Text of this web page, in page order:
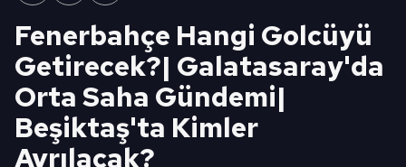
Fenerbahçe Hangi Golcüyü
Getirecek?| Galatasaray'da
Orta Saha Gündemi|
Beşiktaş'ta Kimler
Ayrılacak?